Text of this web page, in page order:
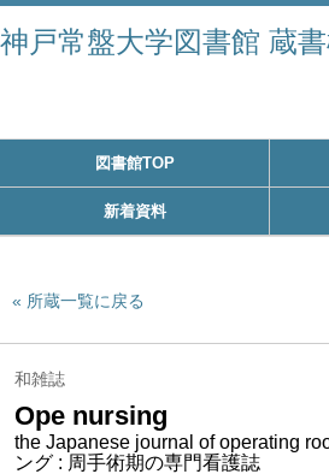
神戸常盤大学図書館 蔵
図書館TOP
新着資料
所蔵一覧に戻る
和雑誌
Ope nursing
the Japanese journal of operating
ング : 周手術期の専門看護誌